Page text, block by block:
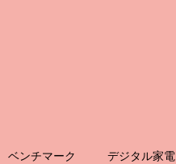
ベンチマーク デジタル家電